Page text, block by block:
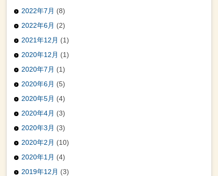
2022年7月 (8)
2022年6月 (2)
2021年12月 (1)
2020年12月 (1)
2020年7月 (1)
2020年6月 (5)
2020年5月 (4)
2020年4月 (3)
2020年3月 (3)
2020年2月 (10)
2020年1月 (4)
2019年12月 (3)